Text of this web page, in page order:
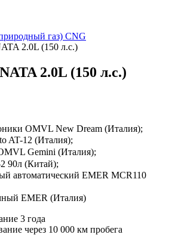
газ) CNG
2.0L (150 л.с.)
2.0L (150 л.с.)
OMVL New Dream (Италия);
AT-12 (Италия);
Gemini (Италия);
90л (Китай);
автоматический EMER MCR110
EMER (Италия)
3 года
через 10 000 км пробега